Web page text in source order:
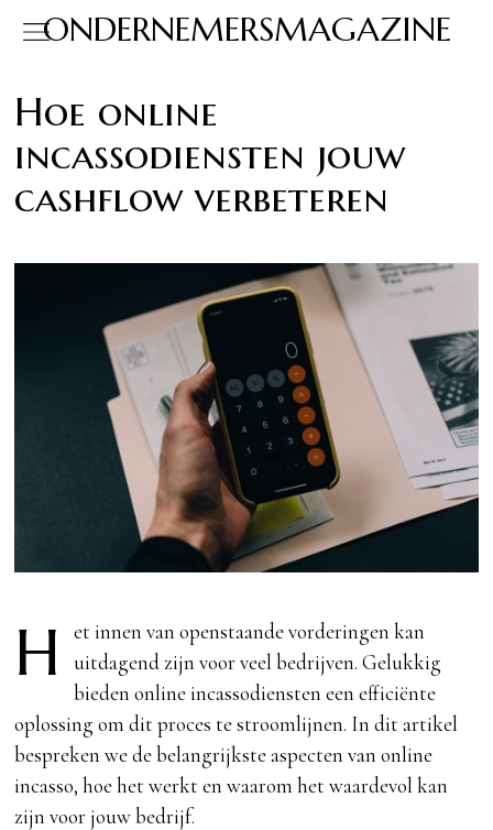
ONDERNEMERSMAGAZINE
Hoe online
incassodiensten jouw
cashflow verbeteren
H
et innen van openstaande vorderingen kan
uitdagend zijn voor veel bedrijven. Gelukkig
bieden online incassodiensten een efficiënte
oplossing om dit proces te stroomlijnen. In dit artikel
bespreken we de belangrijkste aspecten van online
incasso, hoe het werkt en waarom het waardevol kan
zijn voor jouw bedrijf.